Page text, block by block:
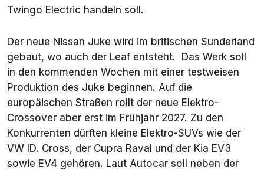
Twingo Electric handeln soll.
Der neue Nissan Juke wird im britischen Sunderland
gebaut, wo auch der Leaf entsteht. Das Werk soll
in den kommenden Wochen mit einer testweisen
Produktion des Juke beginnen. Auf die
europäischen Straßen rollt der neue Elektro-
Crossover aber erst im Frühjahr 2027. Zu den
Konkurrenten dürften kleine Elektro-SUVs wie der
VW ID. Cross, der Cupra Raval und der Kia EV3
sowie EV4 gehören. Laut Autocar soll neben der